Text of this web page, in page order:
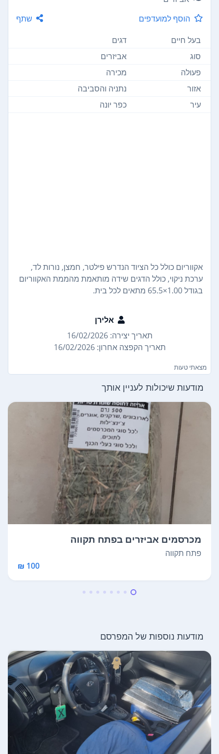
הוסף למועדפים
שתף
בעל חיים
דגים
סוג
אביזרים
פעולה
מכירה
אזור
נתניה והסביבה
עיר
כפר יונה
אקווריום כולל כל הציוד הנדרש פילטר, חמצן, נורות לד,
ערכת ניקוי, כולל הדגים שידה מותאמת מהממת האקווריום
בגודל 1.00×65.5 מתאים לכל בית.
אלירן
תאריך יצירה: 16/02/2026
תאריך הקפצה אחרון: 16/02/2026
מצאתי טעות
מודעות שיכולות לעניין אותך
מכרסמים אביזרים בפתח תקווה
פתח תקווה
100 ₪
מודעות נוספות של המפרסם